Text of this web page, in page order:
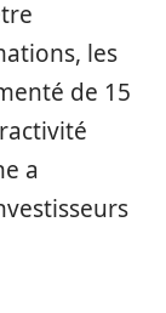
les
de 15
a